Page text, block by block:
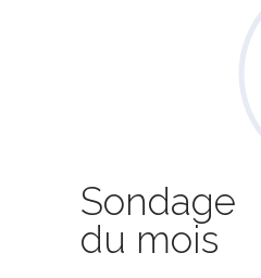
Sondage
du mois